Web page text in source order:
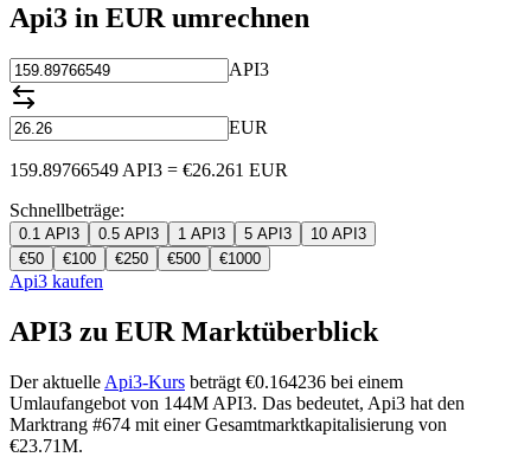
Api3 in EUR umrechnen
API3
EUR
159.89766549 API3 = €26.261 EUR
Schnellbeträge:
0.1 API3 0.5 API3 1 API3 5 API3 10 API3
€50 €100 €250 €500 €1000
Api3 kaufen
API3 zu EUR Marktüberblick
Der aktuelle Api3-Kurs beträgt €0.164236 bei einem
Umlaufangebot von 144M API3. Das bedeutet, Api3 hat den
Marktrang #674 mit einer Gesamtmarktkapitalisierung von
€23.71M.